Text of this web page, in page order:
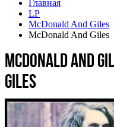
Главная
LP
McDonald And Giles
McDonald And Giles
McDonald And
Giles